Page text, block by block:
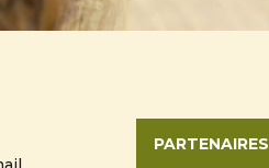
PARTENAIRES